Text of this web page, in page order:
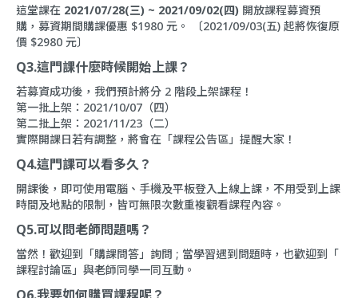
這堂課在 2021/07/28(三) ~ 2021/09/02(四) 開放課程募資預
購，募資期間購課優惠 $1980 元。 〔2021/09/03(五) 起將恢復原
價 $2980 元〕
Q3.這門課什麼時候開始上課？
若募資成功後，我們預計將分 2 階段上架課程！
第一批上架：2021/10/07（四）
第二批上架：2021/11/23（二）
實際開課日若有調整，將會在「課程公告區」提醒大家！
Q4.這門課可以看多久？
開課後，即可使用電腦、手機及平板登入上線上課，不用受到上課
時間及地點的限制，皆可無限次數重複觀看課程內容。
Q5.可以問老師問題嗎？
當然！歡迎到「購課問答」詢問 ; 當學習遇到問題時，也歡迎到「
課程討論區」與老師同學一同互動。